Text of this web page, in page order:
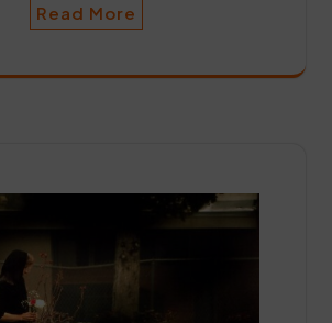
Read More